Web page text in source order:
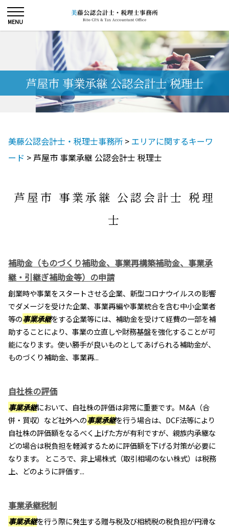
芦屋市 事業承継 公認会計士 税理士
美藤公認会計士・税理士事務所 > エリアに関するキーワ
ード >芦屋市 事業承継 公認会計士 税理士
芦屋市 事業承継 公認会計士 税理
士
補助金（ものづくり補助金、事業再構築補助金、事業承
継・引継ぎ補助金等）の申請
創業時や事業をスタートさせる企業、新型コロナウイルスの影響
でダメージを受けた企業、事業再編や事業統合を含む中小企業者
等の事業承継をする企業等には、補助金を受けて経費の一部を補
助することにより、事業の立直しや財務基盤を強化することが可
能になります。使い勝手が良いものとしてあげられる補助金が、
ものづくり補助金、事業再...
自社株の評価
事業承継において、自社株の評価は非常に重要です。M&A（合
併・買収）など社外への事業承継を行う場合は、DCF法等により
自社株の評価額をなるべく上げた方が有利ですが、親族内承継な
どの場合は税負担を軽減するために評価額を下げる対策が必要に
なります。 ところで、非上場株式（取引相場のない株式）は税務
上、どのように評価す...
事業承継税制
事業承継を行う際に発生する贈与税及び相続税の税負担が円滑な